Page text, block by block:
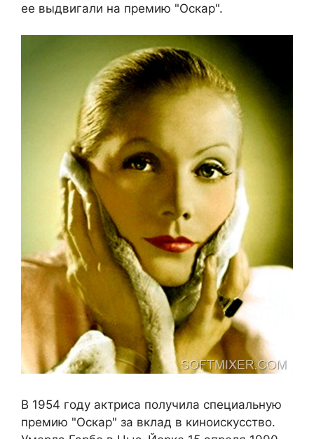
ее выдвигали на премию "Оскар".
В 1954 году актриса получила специальную
премию "Оскар" за вклад в киноискусство.